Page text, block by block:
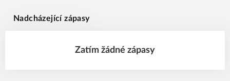
Nadcházející zápasy
Zatím žádné zápasy